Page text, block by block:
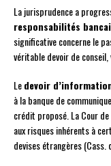
La jurisprudence a
responsabilités
significative concerne le
véritable devoir de
Ledevoir
à la banque de
crédit proposé. La Cour
aux risques inhérents à
devises étrangères (Cass.